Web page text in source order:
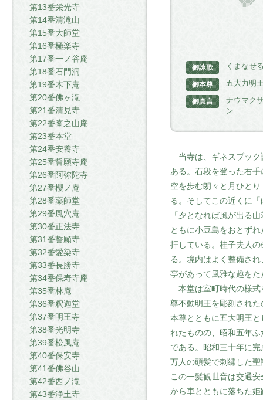
御詠歌 くまな
御本尊 五大力明
御真言
ナウマク
ン
当寺は、ギネスブック
ある。石段を登った右
空を歩む朗々と月ひと
る。そしてこの近くに
「夕となれば風が出る
ともに小豆島をおとず
拝している。桂子夫人
る。境内はよく整備さ
亭があって風雅な趣を
本堂は室町時代の様式
尊不動明王を彫刻され
本尊とともに五大明王
れたものの、昭和五年
である。昭和三十年に
万人の頭髪で刺繍した
この一髪観世音は交通
から車とともに落ちた
第13番栄光寺
第14番清滝山
第15番大師堂
第16番極楽寺
第17番一ノ谷庵
第18番石門洞
第19番木下庵
第20番佛ヶ滝
第21番清見寺
第22番峯之山庵
第23番本堂
第24番安養寺
第25番誓願寺庵
第26番阿弥陀寺
第27番櫻ノ庵
第28番薬師堂
第29番風穴庵
第30番正法寺
第31番誓願寺
第32番愛染寺
第33番長勝寺
第34番保寿寺庵
第35番林庵
第36番釈迦堂
第37番明王寺
第38番光明寺
第39番松風庵
第40番保安寺
第41番佛谷山
第42番西ノ滝
第43番浄土寺